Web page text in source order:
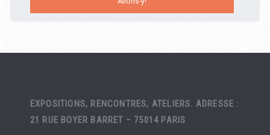
EXPOSITIONS, RENCONTRES, ATELIERS. ADRESSE :
21 RUE BOYER BARRET – 75014 PARIS